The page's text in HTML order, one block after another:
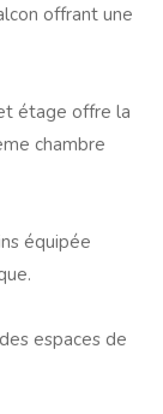
offrant une
étage offre la
chambre
équipée
espaces de